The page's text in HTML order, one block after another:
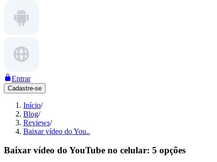
Entrar
Cadastre-se
Início/
Blog/
Reviews/
Baixar vídeo do You..
Baixar vídeo do YouTube no celular: 5 opções